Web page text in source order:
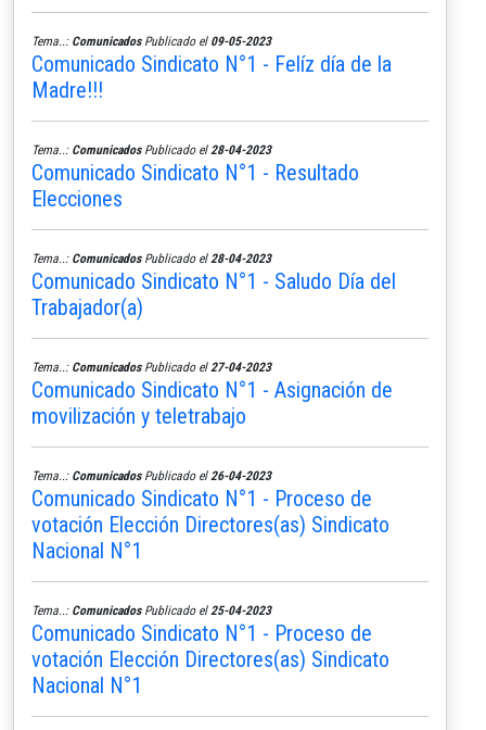
Tema..: ComunicadosPublicado el 09-05-2023
Comunicado Sindicato N°1 - Felíz día de la
Madre!!!
Tema..: ComunicadosPublicado el 28-04-2023
Comunicado Sindicato N°1 - Resultado
Elecciones
Tema..: ComunicadosPublicado el 28-04-2023
Comunicado Sindicato N°1 - Saludo Día del
Trabajador(a)
Tema..: ComunicadosPublicado el 27-04-2023
Comunicado Sindicato N°1 - Asignación de
movilización y teletrabajo
Tema..: ComunicadosPublicado el 26-04-2023
Comunicado Sindicato N°1 - Proceso de
votación Elección Directores(as) Sindicato
Nacional N°1
Tema..: ComunicadosPublicado el 25-04-2023
Comunicado Sindicato N°1 - Proceso de
votación Elección Directores(as) Sindicato
Nacional N°1